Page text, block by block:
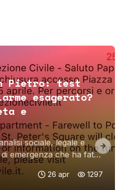
Pietro: test
esagerato?
e
sociale, legale e
emergenza che ha fatto
26 apr 1297
Next